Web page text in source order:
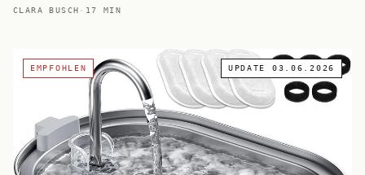
Parasit, TropiClean Salon-Premium, Nobleza Sensitive, TRIXIE
CLARA BUSCH · 17 MIN
EMPFOHLEN UPDATE 03.06.2026